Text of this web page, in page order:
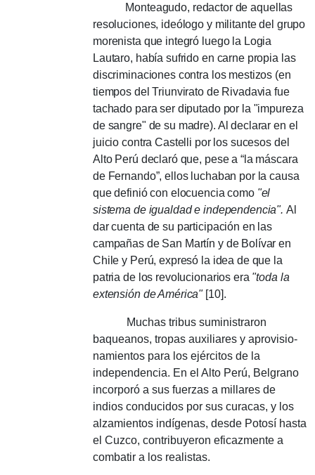
Monteagudo, redactor de aquellas
resoluciones, ideólogo y militante del grupo
morenista que integró luego la Logia
Lautaro, había sufrido en carne propia las
discriminaciones contra los mestizos (en
tiempos del Triunvirato de Rivadavia fue
tachado para ser diputado por la "impureza
de sangre" de su madre). Al declarar en el
juicio contra Castelli por los sucesos del
Alto Perú declaró que, pese a “la máscara
de Fernando”, ellos luchaban por la causa
que definió con elocuencia como "el
sistema de igualdad e independencia". Al
dar cuenta de su participación en las
campañas de San Martín y de Bolívar en
Chile y Perú, expresó la idea de que la
patria de los revolucionarios era "toda la
extensión de América"[10].
Muchas tribus sumi­nistraron
baqueanos, tro­pas auxilia­res y aprovisio­
na­mientos para los ejércitos de la
indepen­den­cia. En el Alto Perú, Belgrano
in­corporó a sus fuerzas a millares de
indios condu­cidos por sus curacas, y los
alzamientos indígenas, desde Potosí hasta
el Cuzco, contribu­yeron eficazmente a
combatir a los realistas.